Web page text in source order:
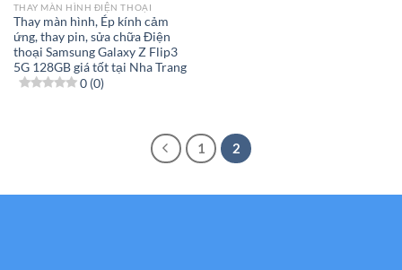
THAY MÀN HÌNH ĐIỆN THOẠI
Thay màn hình, Ép kính cảm
ứng, thay pin, sửa chữa Điện
thoại Samsung Galaxy Z Flip3
5G 128GB giá tốt tại Nha Trang
0 (0)
1 2